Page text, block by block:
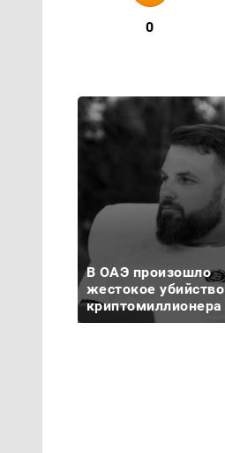
0
В ОАЭ произошло
жестокое убийство
криптомиллионера